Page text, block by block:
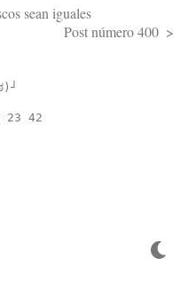
sean iguales
Post número 400
23 42